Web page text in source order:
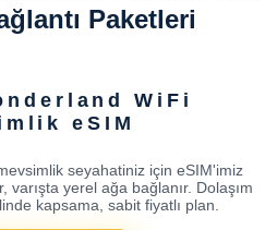
Paketleri
WiFi
eSIM
seyahatiniz için eSIM'imiz
varışta yerel ağa bağlanır. Dolaşım
kapsama, sabit fiyatlı plan.